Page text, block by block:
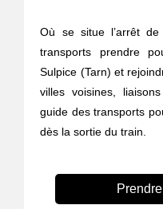
Où se situe l’arrêt
transports prendre
Sulpice (Tarn) et
villes voisines,
guide des transports
dès la sortie du train.